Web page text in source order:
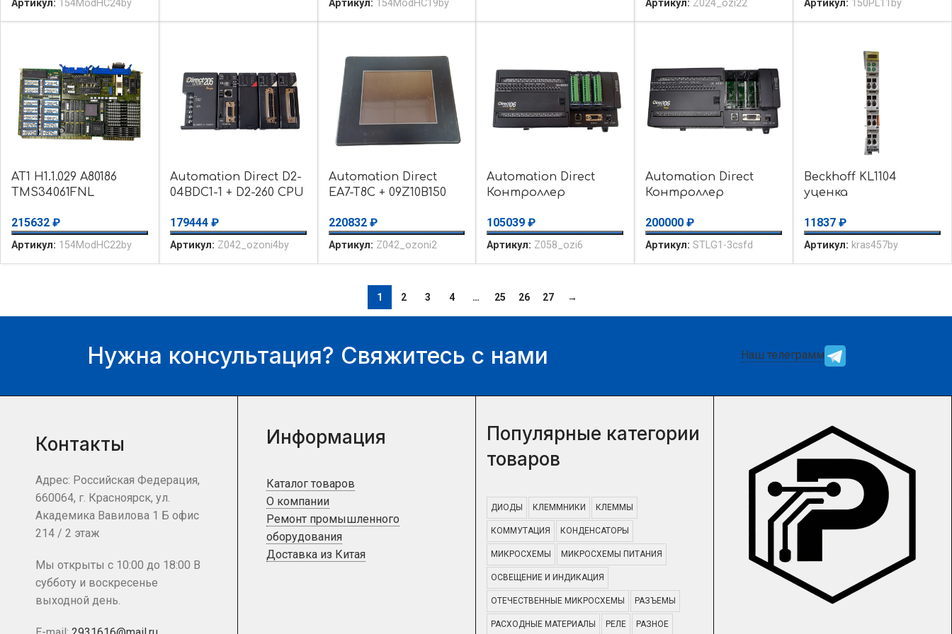
Артикул: 154ModHC24by Артикул: 154ModHC19by Артикул: Z024_ozi22 Артикул: 150PL11by
AT1 H1.1.029 A80186
TMS34061FNL
MB674203 D27C010
D72065CT Плата б/у
215632 ₽
Артикул: 154ModHC22by
Automation Direct D2-
04BDC1-1 + D2-260 CPU
DCM — уценка
использовалось
снято с резерва
179444 ₽
Артикул: Z042_ozoni4by
Automation Direct
EA7-T8C + 09Z10B150
EA7T8C Сенсорная
панель, уценка Б/у
220832 ₽
Артикул: Z042_ozoni2
Automation Direct
Контроллер
2PCs F0-08ADH-1 +
1PCs D0-10ND3 —
уценка
105039₽
Артикул: Z058_ozi6
Automation Direct
Контроллер
бу
200000₽
Артикул:STLG1-3csfd
Beckhoff KL1104
уценка
11837₽
Артикул: kras457by
1 2 3 4 … 25 26 27 →
Нужна консультация? Свяжитесь с нами Наш телеграмм
Контакты
Адрес: Российская Федерация,
660064, г. Красноярск, ул.
Академика Вавилова 1 Б офис
214 / 2 этаж
Мы открыты с 10:00 до 18:00 В
субботу и воскресенье
выходной день.
Информация
Каталог товаров
О компании
Ремонт промышленного
оборудования
Доставка из Китая
Популярные категории
товаров
ДИОДЫ КЛЕММНИКИ КЛЕММЫ
КОММУТАЦИЯ КОНДЕНСАТОРЫ
МИКРОСХЕМЫ МИКРОСХЕМЫ ПИТАНИЯ
ОСВЕЩЕНИЕ И ИНДИКАЦИЯ
ОТЕЧЕСТВЕННЫЕ МИКРОСХЕМЫ РАЗЪЕМЫ
РАСХОДНЫЕ МАТЕРИАЛЫ РЕЛЕ РАЗНОЕ